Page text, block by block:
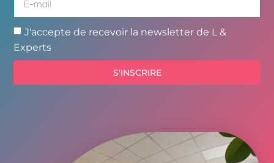
J'accepte de recevoir la newsletter de L &
Experts
S'INSCRIRE